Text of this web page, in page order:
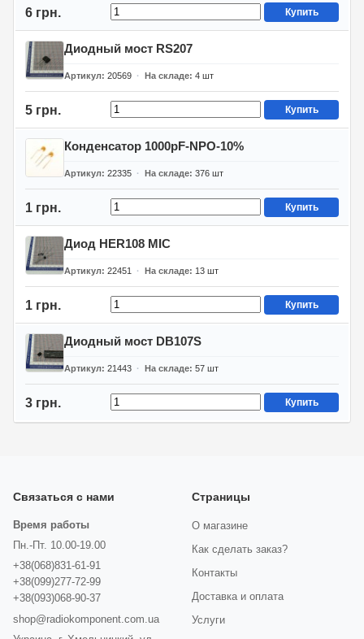
6 грн. Купить
Диодный мост RS207
Артикул 20569 На складе 4 шт
5 грн. Купить
Конденсатор 1000pF-NPO-10%
Артикул 22335 На складе 376 шт
1 грн. Купить
Диод HER108 MIC
Артикул 22451 На складе 13 шт
1 грн. Купить
Диодный мост DB107S
Артикул 21443 На складе 57 шт
3 грн. Купить
Связаться с нами
Время работы
Пн.-Пт. 10.00-19.00
+38(068)831-61-91
+38(099)277-72-99
+38(093)068-90-37
shop@radiokomponent.com.ua
Страницы
О магазине
Как сделать заказ?
Контакты
Доставка и оплата
Услуги